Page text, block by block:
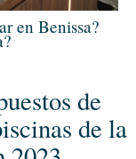
en Benissa?
de
de la